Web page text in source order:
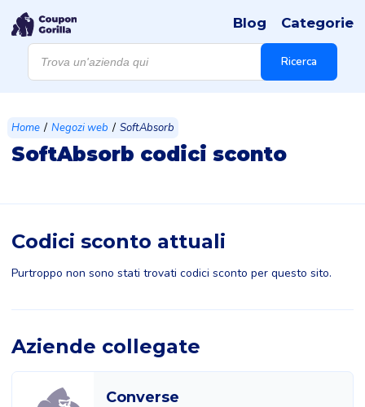
Products
search Ricerca
Blog Categorie
Home / Negozi web / SoftAbsorb
SoftAbsorb codici sconto
Codici sconto attuali
Purtroppo non sono stati trovati codici sconto per questo sito.
Aziende collegate
Converse